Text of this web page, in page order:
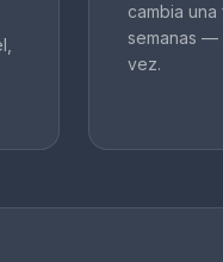
cambia
semanas —
vez.